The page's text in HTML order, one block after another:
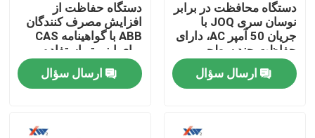
صفحه اصلی
محصولات
دستگاه محافظت در برابر
نوسان سری JOQ با
جریان 50 آمپر AC، دارای
حفاظت چند سطحی و
ارستر اکسید روی برای
نصب روی ریل 35
میلی‌متری
ارسال سؤال
دستگاه حفاظت از
افزایش مصرف کنندگان
ABB با گواهینامه CAS
برای اینورتر استفاده می
شود
ارسال سؤال